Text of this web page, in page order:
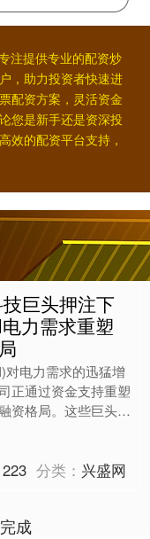
注提供专业的配资炒
，助力投资者快速进
配资方案，灵活资金
您是新手还是资深投
效的配资平台支持，
巨头押注下
力需求重塑
对电力需求的迅猛增
正通过资金支持重塑
资格局。这些巨头与
，不仅提供资金，还
的商....
223 分类： 兴盛网
成